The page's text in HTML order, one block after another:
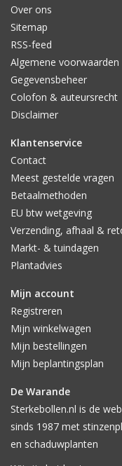
Over ons
Sitemap
RSS-feed
Algemene voorwaarden
Gegevensbeheer
Colofon & auteursrecht
Disclaimer
Klantenservice
Contact
Meest gestelde vragen
Betaalmethoden
EU btw wetgeving
Verzending, afhaal &
Markt- & tuindagen
Plantadvies
Mijn account
Registreren
Mijn winkelwagen
Mijn bestellingen
Mijn beplantingsplan
De Warande
Sterkebollen.nl is de
sinds 1987 met
en schaduwplanten